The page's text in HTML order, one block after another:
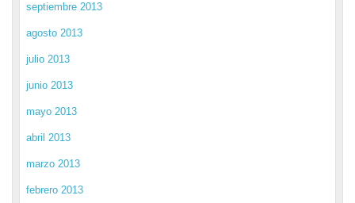
septiembre 2013
agosto 2013
julio 2013
junio 2013
mayo 2013
abril 2013
marzo 2013
febrero 2013